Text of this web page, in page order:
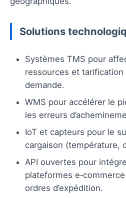
Solutions
Systèmes TMS pour
ressources et tarification
demande.
WMS pour accélérer le
les erreurs
IoT et capteurs pour le
cargaison (température,
API ouvertes pour
plateformes
ordres d’expédition.